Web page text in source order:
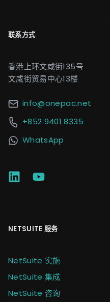
联系方式
香港上环文咸街135号
文咸街贸易中心13楼
info@onepac.net
+852 9401 8335
WhatsApp
NETSUITE 服务
NetSuite 实施
NetSuite 集成
NetSuite 咨询